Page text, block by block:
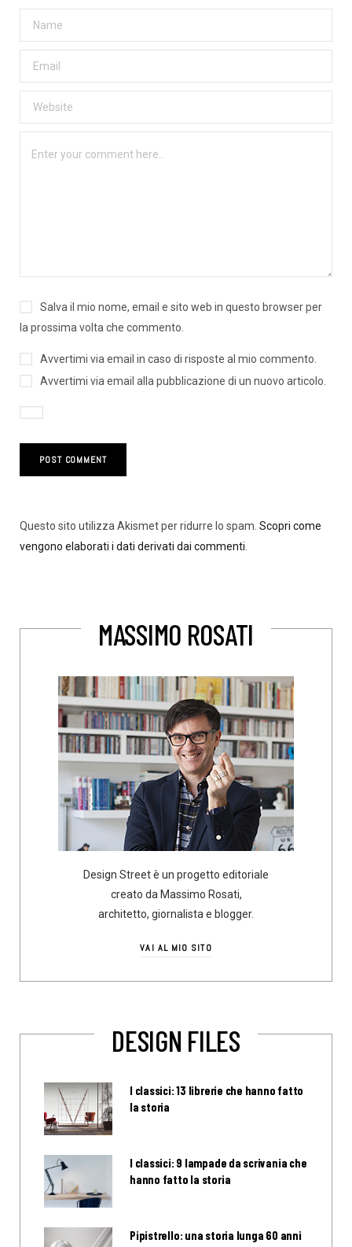
Salva il mio nome, email e sito web in questo browser per
la prossima volta che commento.
Avvertimi via email in caso di risposte al mio commento.
Avvertimi via email alla pubblicazione di un nuovo articolo.
Questo sito utilizza Akismet per ridurre lo spam. Scopri come
vengono elaborati i dati derivati dai commenti
MASSIMO ROSATI
Design Street è un progetto editoriale
creato da Massimo Rosati,
architetto, giornalista e blogger.
VAI AL MIO SITO
DESIGN FILES
I classici: 13 librerie che hanno fatto
la storia
I classici: 9 lampade da scrivania che
hanno fatto la storia
Pipistrello: una storia lunga 60 anni